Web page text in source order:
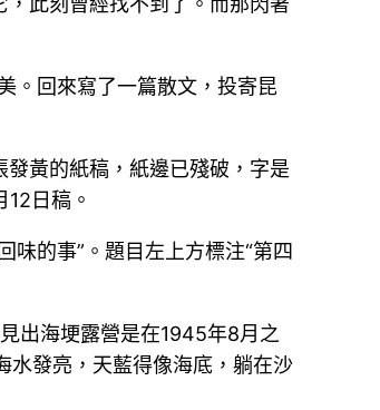
。回來寫了一篇散文，投寄昆
黃的紙稿，紙邊已殘破，字是
日稿。
的事”。題目左上方標注“第四
出海埂露營是在1945年8月之
水發亮，天藍得像海底，躺在沙